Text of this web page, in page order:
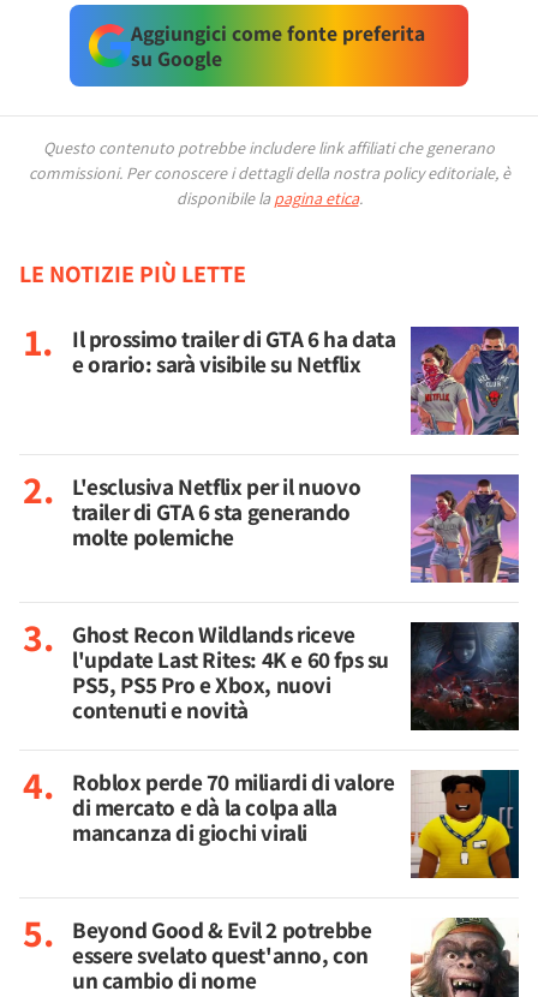
Aggiungici come fonte preferita
su Google
Questo contenuto potrebbe includere link affiliati che generano
commissioni. Per conoscere i dettagli della nostra policy editoriale, è
disponibile la pagina etica.
LE NOTIZIE PIÙ LETTE
Il prossimo trailer di GTA 6 ha data
e orario: sarà visibile su Netflix
L'esclusiva Netflix per il nuovo
trailer di GTA 6 sta generando
molte polemiche
Ghost Recon Wildlands riceve
l'update Last Rites: 4K e 60 fps su
PS5, PS5 Pro e Xbox, nuovi
contenuti e novità
Roblox perde 70 miliardi di valore
di mercato e dà la colpa alla
mancanza di giochi virali
Beyond Good & Evil 2 potrebbe
essere svelato quest'anno, con
un cambio di nome